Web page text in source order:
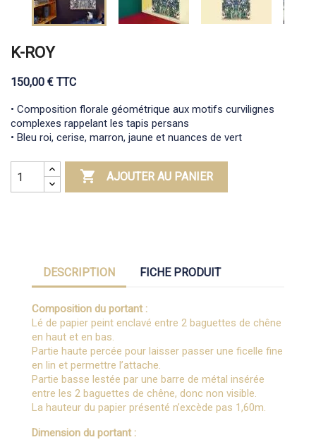
K-ROY
150,00 € TTC
• Composition florale géométrique aux motifs curvilignes
complexes rappelant les tapis persans
• Bleu roi, cerise, marron, jaune et nuances de vert
 AJOUTER AU PANIER
DESCRIPTION FICHE PRODUIT
Composition du portant :
Lé de papier peint enclavé entre 2 baguettes de chêne
en haut et en bas.
Partie haute percée pour laisser passer une ficelle fine
en lin et permettre l’attache.
Partie basse lestée par une barre de métal insérée
entre les 2 baguettes de chêne, donc non visible.
La hauteur du papier présenté n’excède pas 1,60m.
Dimension du portant :